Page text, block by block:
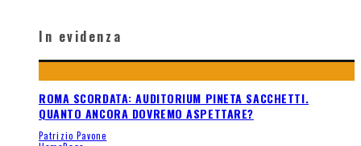
In evidenza
ROMA SCORDATA: AUDITORIUM PINETA SACCHETTI.
QUANTO ANCORA DOVREMO ASPETTARE?
Patrizio Pavone